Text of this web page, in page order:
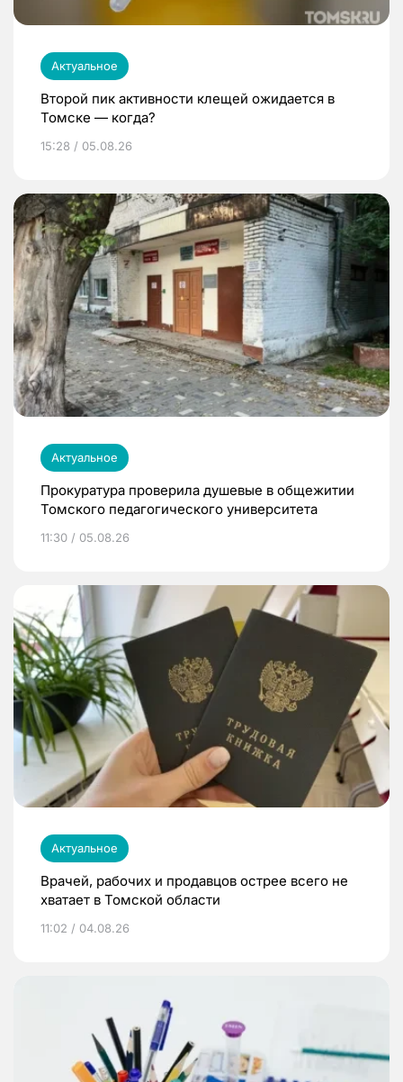
Актуальное
Второй пик активности клещей ожидается в
Томске — когда?
15:28 / 05.08.26
Актуальное
Прокуратура проверила душевые в общежитии
Томского педагогического университета
11:30 / 05.08.26
Актуальное
Врачей, рабочих и продавцов острее всего не
хватает в Томской области
11:02 / 04.08.26